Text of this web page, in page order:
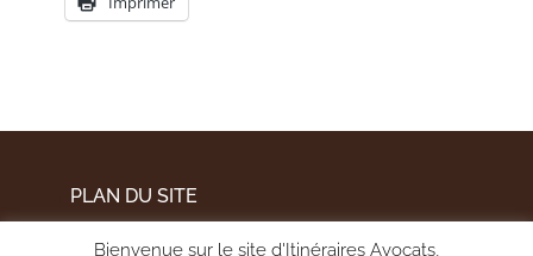
PLAN DU SITE
Bienvenue sur le site d'Itinéraires Avocats,